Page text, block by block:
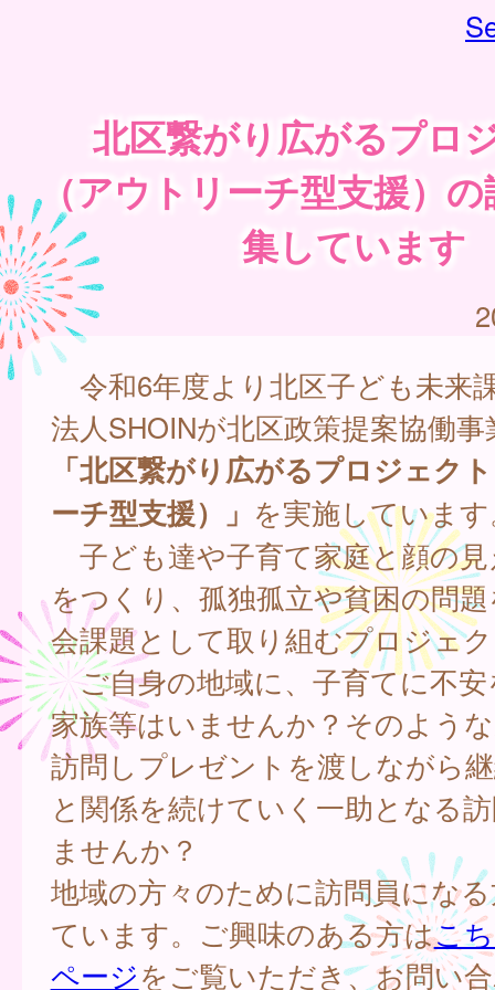
北区繋がり広がるプロ
（アウトリーチ型支援）
集しています
令和6年度より北区子ども未来
法人SHOINが北区政策提案協働
「北区繋がり広がるプロジェク
ーチ型支援）」 を実施していま
子ども達や子育て家庭と顔の
をつくり、孤独孤立や貧困の問
会課題として取り組むプロジェ
ご自身の地域に、子育てに不安
家族等はいませんか？そのよう
訪問しプレゼントを渡しながら
と関係を続けていく一助となる
ませんか？
地域の方々のために訪問員にな
ています。ご興味のある方はこ
ページをご覧いただき、お問い